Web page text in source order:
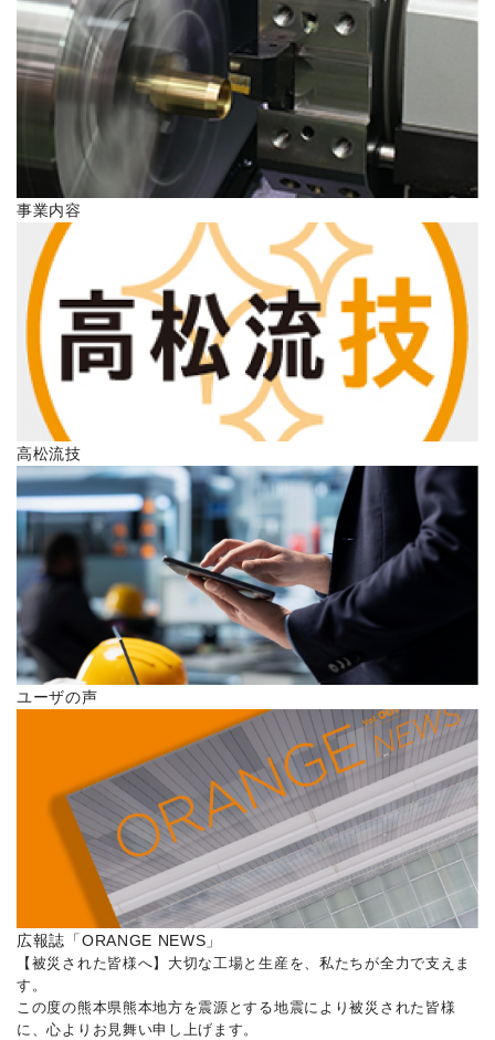
プライバシーポリシー
ENGLISH
事業内容
高松流技
ユーザの声
広報誌「ORANGE NEWS」
【被災された皆様へ】大切な工場と生産を、私たちが全力で支えま
す。
この度の熊本県熊本地方を震源とする地震により被災された皆様
に、心よりお見舞い申し上げます。